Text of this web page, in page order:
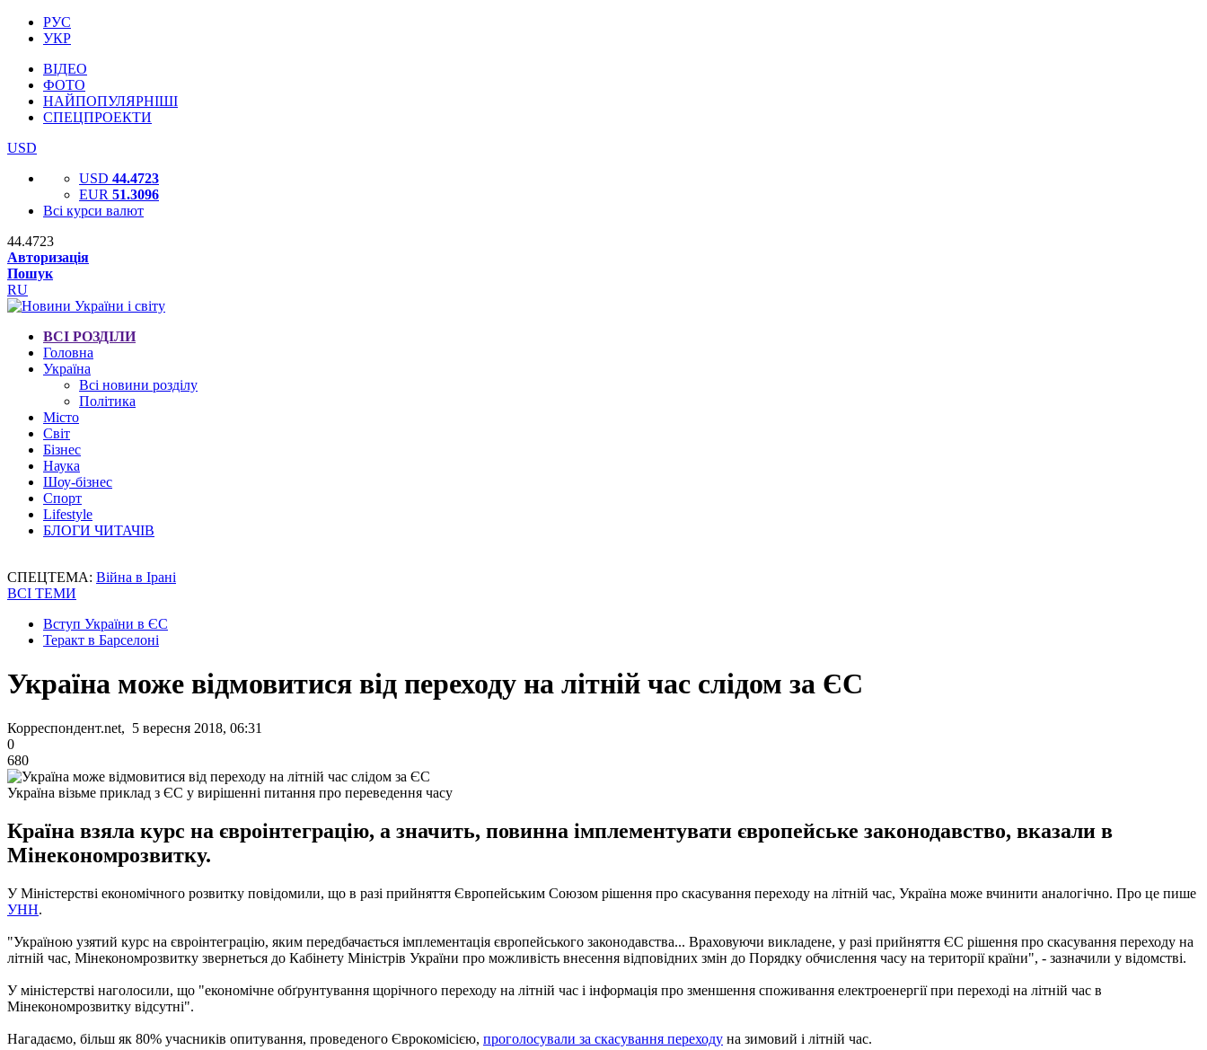
РУС
УКР
ВІДЕО
ФОТО
НАЙПОПУЛЯРНІШІ
СПЕЦПРОЕКТИ
USD
USD 44.4723
EUR 51.3096
Всі курси валют
44.4723
Авторизація
Пошук
RU
ВСІ РОЗДІЛИ
Головна
Україна
Всі новини розділу
Політика
Місто
Світ
Бізнес
Наука
Шоу-бізнес
Спорт
Lifestyle
БЛОГИ ЧИТАЧІВ
СПЕЦТЕМА: Війна в Ірані
ВСІ ТЕМИ
Вступ України в ЄС
Теракт в Барселоні
Україна може відмовитися від переходу на літній час слідом за ЄС
Корреспондент.net, 5 вересня 2018, 06:31
0
680
Україна візьме приклад з ЄС у вирішенні питання про переведення часу
Країна взяла курс на євроінтеграцію, а значить, повинна імплементувати європейське законодавство, вказали в
Мінекономрозвитку.
У Міністерстві економічного розвитку повідомили, що в разі прийняття Європейським Союзом рішення про скасування переходу на літній час, Україна може вчинити аналогічно. Про це пише
УНН.
"Україною узятий курс на євроінтеграцію, яким передбачається імплементація європейського законодавства... Враховуючи викладене, у разі прийняття ЄС рішення про скасування переходу на
літній час, Мінекономрозвитку звернеться до Кабінету Міністрів України про можливість внесення відповідних змін до Порядку обчислення часу на території країни", - зазначили у відомстві.
У міністерстві наголосили, що "економічне обґрунтування щорічного переходу на літній час і інформація про зменшення споживання електроенергії при переході на літній час в
Мінекономрозвитку відсутні".
Нагадаємо, більш як 80% учасників опитування, проведеного Єврокомісією, проголосували за скасування переходу на зимовий і літній час.